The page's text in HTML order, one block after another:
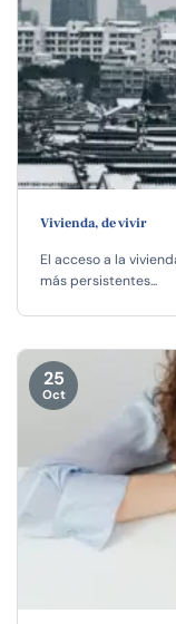
Vivienda, de vivir
El acceso a la
más persistentes...
25
Oct